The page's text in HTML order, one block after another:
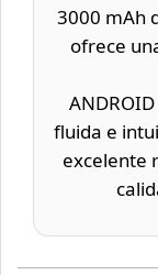
3000 mAh
ofrece
fluida e
excelente